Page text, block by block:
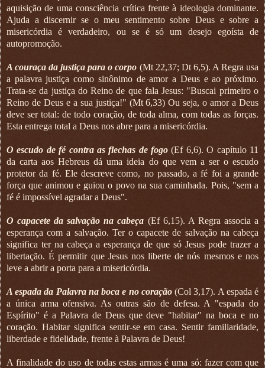
aquisição de uma consciência crítica frente à ideologia dominante.
Ajuda a discernir se o meu sentimento sobre Deus e sobre a
misericórdia é verdadeiro, ou se é só um desejo egoísta de
autopromoção.
A couraça da justiça para o corpo (Mt 22,37; Dt 6,5). A Regra usa
a palavra justiça como sinônimo de amor a Deus e ao próximo.
Trata-se da justiça do Reino de que fala Jesus: "Buscai primeiro o
Reino de Deus e a sua justiça!" (Mt 6,33) Ou seja, o amor a Deus
deve ser total: de todo coração, de toda alma, com todas as forças.
Esta entrega total a Deus nos abre para a misericórdia.
O escudo de fé contra as flechas de fogo (Ef 6,6). O capítulo 11
da carta aos Hebreus dá uma ideia do que vem a ser o escudo
protetor da fé. Ele descreve como, no passado, a fé foi a grande
força que animou e guiou o povo na sua caminhada. Pois, "sem a
fé é impossível agradar a Deus".
O capacete da salvação na cabeça (Ef 6,15). A Regra associa a
esperança com a salvação. Ter o capacete de salvação na cabeça
significa ter na cabeça a esperança de que só Jesus pode trazer a
libertação. É permitir que Jesus nos liberte de nós mesmos e nos
leve a abrir a porta para a misericórdia.
A espada da Palavra na boca e no coração(Col 3,17). A espada é
a única arma ofensiva. As outras são de defesa. A "espada do
Espírito" é a Palavra de Deus que deve "habitar" na boca e no
coração. Habitar significa sentir-se em casa. Sentir familiaridade,
liberdade e fidelidade, frente à Palavra de Deus!
A finalidade do uso de todas estas armas é uma só: fazer com que